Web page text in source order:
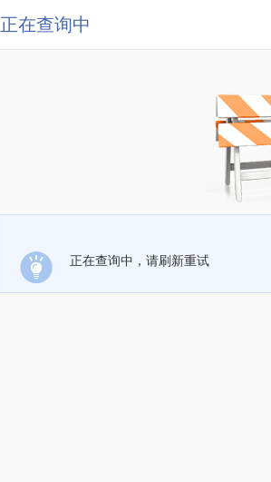
正在查询中
正在查询中，请刷新重试